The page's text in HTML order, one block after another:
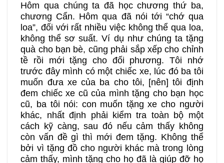
17A 17B 18A
18B 19A 19B
20A 20B 21A
21B 22A 22B
23A 23B 24A
Hôm qua chúng ta đã học chương thứ ba,
chương Cẩn. Hôm qua đã nói tới “chớ qua
loa”, đối với rất nhiều việc không thể qua loa,
không thể sơ suất. Ví dụ như chúng ta tặng
quà cho bạn bè, cũng phải sắp xếp cho chỉnh
tề rồi mới tặng cho đối phương. Tôi nhớ
trước đây mình có một chiếc xe, lúc đó ba tôi
muốn đưa xe của ba cho tôi, [nên] tôi định
đem chiếc xe cũ của mình tặng cho bạn học
cũ, ba tôi nói: con muốn tặng xe cho người
khác, nhất định phải kiểm tra toàn bộ một
cách kỹ càng, sau đó nếu cảm thấy không
còn vấn đề gì thì mới đem tặng. Không thể
bởi vì tặng đồ cho người khác mà trong lòng
cảm thấy, mình tặng cho họ đã là giúp đỡ họ